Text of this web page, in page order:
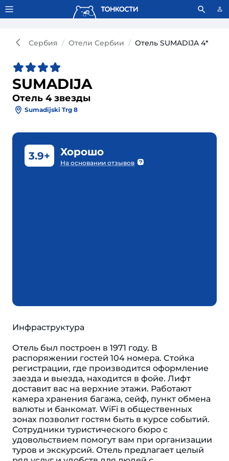
Тонкости используют сookie-файлы. Что это значит?
Сербия Отели Сербии Отель SUMADIJA 4*
SUMADIJA
Отель 4 звезды
Sumadijski Trg 8
3.9+ Хорошо
На основании отзывов
Инфраструктура
Отель был построен в 1971 году. В
распоряжении гостей 104 номера. Cтойка
регистрации, где производится оформление
заезда и выезда, находится в фойе. Лифт
доставит вас на верхние этажи. Работают
камера хранения багажа, сейф, пункт обмена
валюты и банкомат. WiFi в общественных
зонах позволит гостям быть в курсе событий.
Сотрудники туристического бюро с
удовольствием помогут вам при организации
туров и экскурсий. Отель предлагает целый